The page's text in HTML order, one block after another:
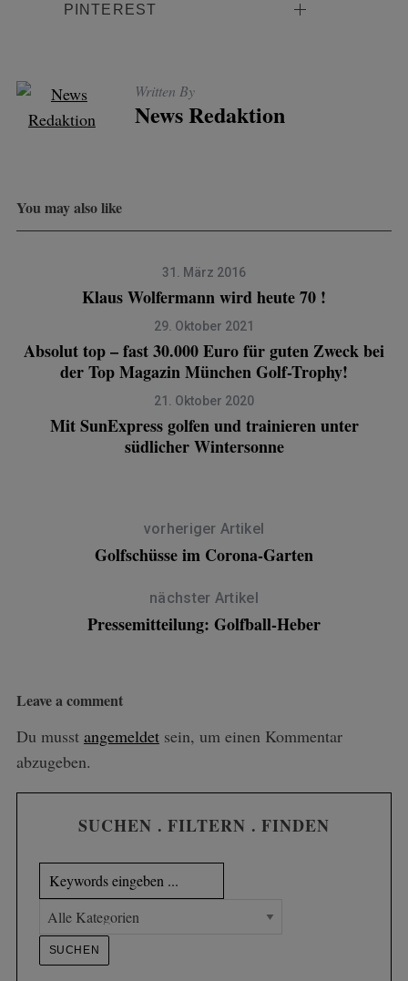
PINTEREST
Written By
News Redaktion
You may also like
31. März 2016
Klaus Wolfermann wird heute 70 !
29. Oktober 2021
Absolut top – fast 30.000 Euro für guten Zweck bei
der Top Magazin München Golf-Trophy!
21. Oktober 2020
Mit SunExpress golfen und trainieren unter
südlicher Wintersonne
vorheriger Artikel
Golfschüsse im Corona-Garten
nächster Artikel
Pressemitteilung: Golfball-Heber
Leave a comment
Du musst angemeldetsein, um einen Kommentar
abzugeben.
SUCHEN . FILTERN . FINDEN